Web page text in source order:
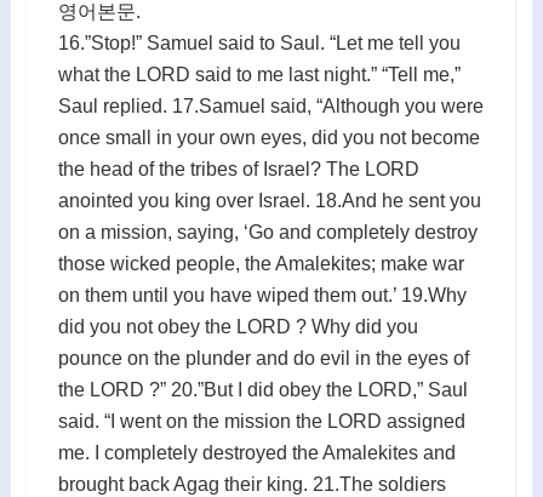
영어본문.
16.”Stop!” Samuel said to Saul. “Let me tell you
what the LORD said to me last night.” “Tell me,”
Saul replied. 17.Samuel said, “Although you were
once small in your own eyes, did you not become
the head of the tribes of Israel? The LORD
anointed you king over Israel. 18.And he sent you
on a mission, saying, ‘Go and completely destroy
those wicked people, the Amalekites; make war
on them until you have wiped them out.’ 19.Why
did you not obey the LORD ? Why did you
pounce on the plunder and do evil in the eyes of
the LORD ?” 20.”But I did obey the LORD,” Saul
said. “I went on the mission the LORD assigned
me. I completely destroyed the Amalekites and
brought back Agag their king. 21.The soldiers